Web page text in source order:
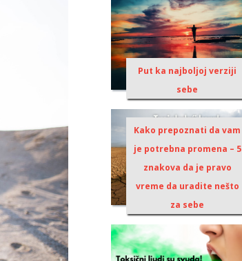
Put ka najboljoj verziji
sebe
Kako prepoznati da vam
je potrebna promena – 5
znakova da je pravo
vreme da uradite nešto
za sebe